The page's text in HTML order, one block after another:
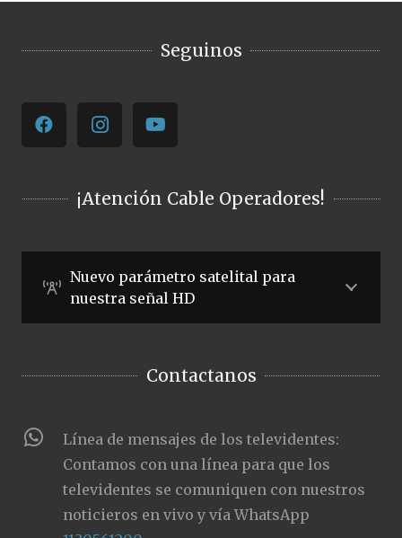
Seguinos
¡Atención Cable Operadores!
Nuevo parámetro satelital para
nuestra señal HD
Contactanos
Línea de mensajes de los televidentes:
Contamos con una línea para que los
televidentes se comuniquen con nuestros
noticieros en vivo y vía WhatsApp